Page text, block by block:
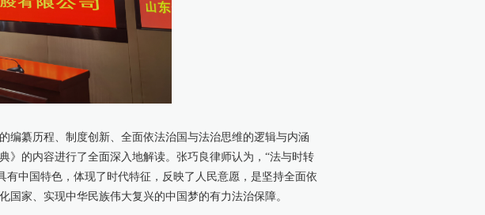
编纂历程、制度创新、全面依法治国与法治思维的逻辑与内涵
》的内容进行了全面深入地解读。张巧良律师认为，“法与时转
中国特色，体现了时代特征，反映了人民意愿，是坚持全面依
家、实现中华民族伟大复兴的中国梦的有力法治保障。